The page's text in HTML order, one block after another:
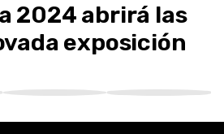
2024 abrirá las
exposición